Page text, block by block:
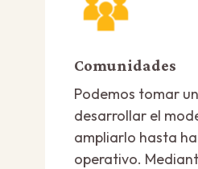
Comunidades
Podemos tomar
desarrollar el
ampliarlo hasta
operativo.